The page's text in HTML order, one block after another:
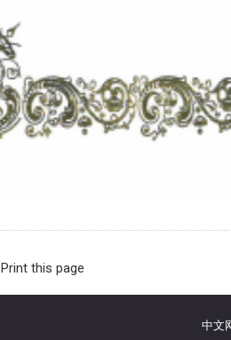
Print this page
中文